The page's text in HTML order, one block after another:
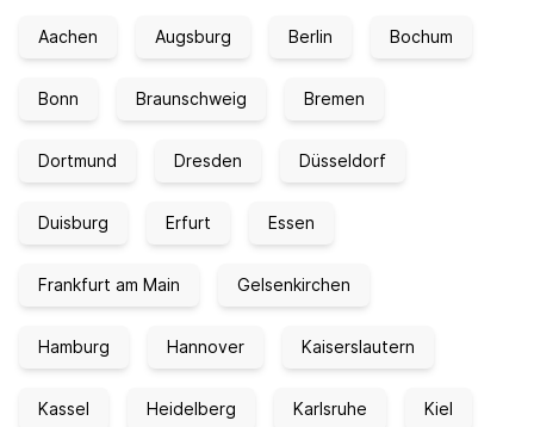
Aachen Augsburg Berlin Bochum
Bonn Braunschweig Bremen
Dortmund Dresden Düsseldorf
Duisburg Erfurt Essen
Frankfurt am Main Gelsenkirchen
Hamburg Hannover Kaiserslautern
Kassel Heidelberg Karlsruhe Kiel